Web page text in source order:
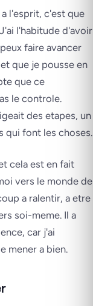
l'esprit, c'est que
l'habitude d'avoir
faire avancer
que je pousse en
que ce
le controle.
des etapes, un
qui font les choses.
cela est en fait
vers le monde de
a ralentir, a etre
soi-meme. Il a
car j'ai
mener a bien.